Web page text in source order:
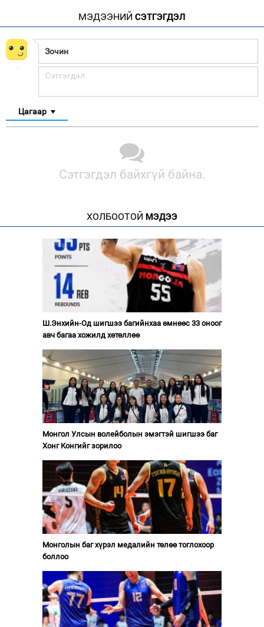
МЭДЭЭНИЙ СЭТГЭГДЭЛ
Цагаар
Сэтгэгдэл байхгүй байна.
ХОЛБООТОЙ МЭДЭЭ
Ш.Энхийн-Од шигшээ багийнхаа өмнөөс 33 оноог
авч багаа хожилд хөтөллөө
Монгол Улсын волейболын эмэгтэй шигшээ баг
Хонг Конгийг зорилоо
Монголын баг хүрэл медалийн төлөө тоглохоор
боллоо